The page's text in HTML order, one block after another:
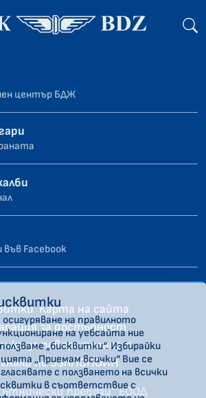
център БДЖ
Facebook
Карта на сайта
за достъпност
за поверителност
по ЗЗЛПСПОИН
превози” ЕООД
осигуряване на правилното
на уебсайта ние
„бисквитки“. Избирайки
„Приемам всички“ Вие се
с ползването на всички
в съответствие с